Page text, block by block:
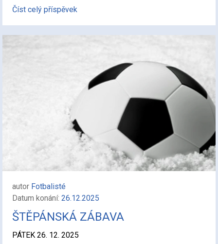
Číst celý příspěvek
autor Fotbalisté
Datum konání: 26.12.2025
ŠTĚPÁNSKÁ ZÁBAVA
PÁTEK 26. 12. 2025